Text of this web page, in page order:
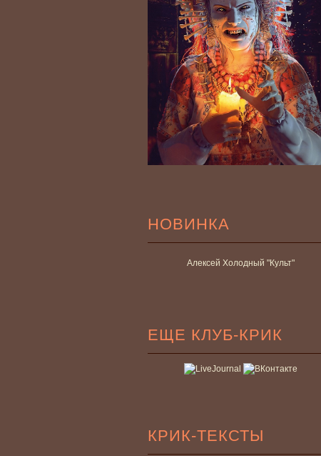
НОВИНКА
Алексей Холодный "Культ"
ЕЩЕ КЛУБ-КРИК
КРИК-ТЕКСТЫ